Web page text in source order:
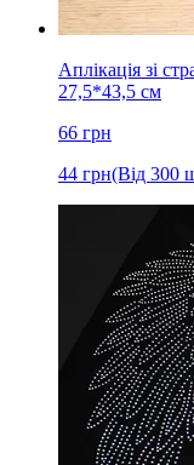
Аплікація зі
27,5*43,5 см
66 грн
44 грн(Від 300